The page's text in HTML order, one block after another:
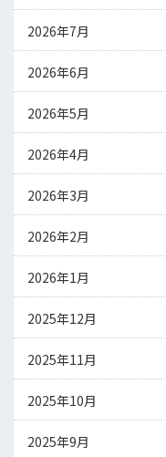
2026年7月
2026年6月
2026年5月
2026年4月
2026年3月
2026年2月
2026年1月
2025年12月
2025年11月
2025年10月
2025年9月